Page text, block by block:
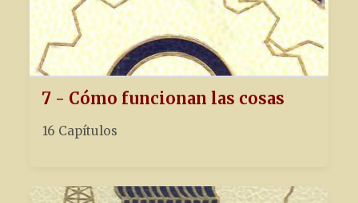
7 - Cómo funcionan las cosas
16 Capítulos